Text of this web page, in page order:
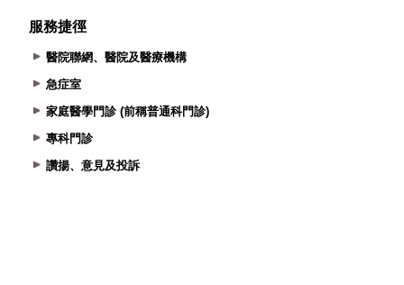
服務捷徑
醫院聯網、醫院及醫療機構
急症室
家庭醫學門診 (前稱普通科門診)
專科門診
讚揚、意見及投訴